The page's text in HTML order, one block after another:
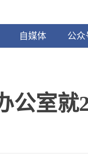
自媒体 公众
公室就